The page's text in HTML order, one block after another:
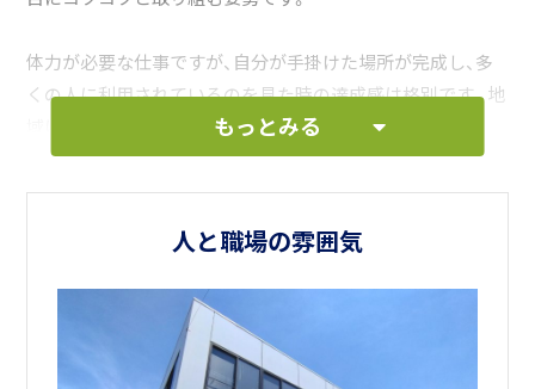
体力が必要な仕事ですが、自分が手掛けた場所が完成し、多
くの人に利用されているのを見た時の達成感は格別です。地
域に貢献している実感を得られる、やりがいのある仕事で
す。
ップし、手に職をつけることができます。ぜひ、私たちと一緒
に、地域の未来を彩る仕事をしませんか？
皆さんのご応募を心よりお待ちしております！
もっとみる
人と職場の雰囲気